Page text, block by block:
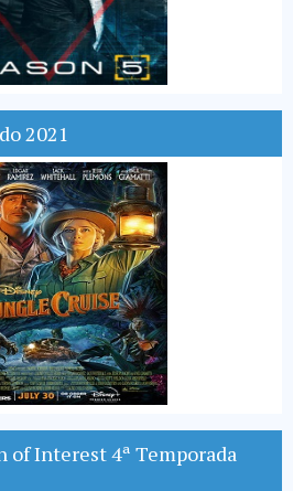
2021
of Interest 4ª Temporada